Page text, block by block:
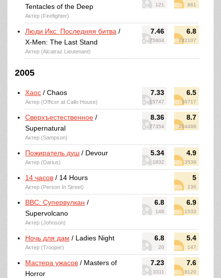
121 861
Tentacles of the Deep
Актер (Firefighter)
7.46
75804
6.8
282107
Люди Икс: Последняя битва /
X-Men: The Last Stand
Актер (Alcatraz Lieutenant)
2005
7.33
15747
6.5
36717
Хаос / Chaos
Актер (Officer at Callo House)
8.36
77354
8.7
204488
Сверхъестественное /
Supernatural
Актер (Sampson)
5.34
1832
4.9
3539
Пожиратель душ / Devour
Актер (Darius)
5
236
14 часов / 14 Hours
Актер (Person In Street)
6.8
148
6.9
1533
BBC: Супервулкан /
Supervolcano
Актер (Johnson)
6.8
20
5.4
147
Ночь для дам / Ladies Night
Актер (Trooper)
7.23
3311
7.6
8120
Мастера ужасов / Masters of
Horror